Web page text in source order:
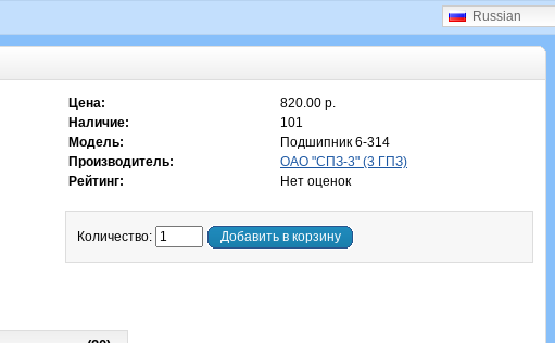
Russian
Цена:
820.00 р.
Наличие:
101
Модель:
Подшипник 6-314
Производитель:
ОАО "СПЗ-3" (3 ГПЗ)
Рейтинг:
Нет оценок
Количество: Добавить в корзину